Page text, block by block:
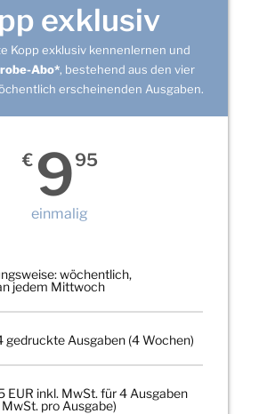
exklusiv
Kopp exklusiv kennenlernen und
Abo*, bestehend aus den vier
erscheinenden Ausgaben.
€ 995
einmalig
wöchentlich,
jedem Mittwoch
gedruckte Ausgaben (4 Wochen)
EUR inkl. MwSt. für 4 Ausgaben
pro Ausgabe)